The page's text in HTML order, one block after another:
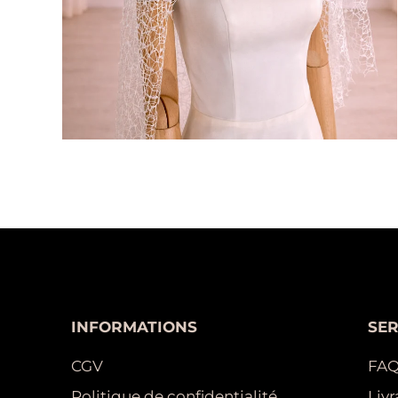
INFORMATIONS
CGV